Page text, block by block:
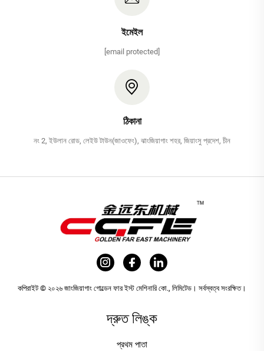
ইমেইল
[email protected]
ঠিকানা
নং 2, ইউলান রোড, লেইউ টাউন(জাওফেং), ঝাংজিয়াগাং শহর, জিয়াংসু প্রদেশ, চীন
কপিরাইট © ২০২৬ জাংজিয়াগাং গোল্ডেন ফার ইস্ট মেশিনারি কো., লিমিটেড। সর্বস্বত্ব সংরক্ষিত।
দ্রুত লিঙ্ক
প্রথম পাতা